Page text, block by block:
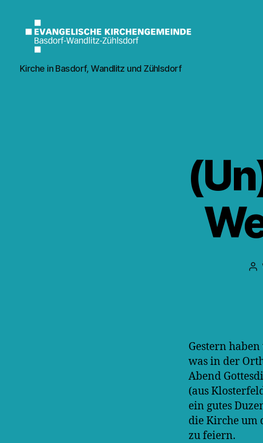
Kirche
Wandlitz
Kirche in Basdorf, Wandlitz und Zühlsdorf
Gestern
was in der
Abend
(aus
ein gutes
die Kirche um
zu feiern.